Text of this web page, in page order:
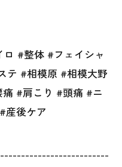
#整体 #フェイシャ
テ #相模原 #相模大野
#肩こり #頭痛 #ニ
産後ケア